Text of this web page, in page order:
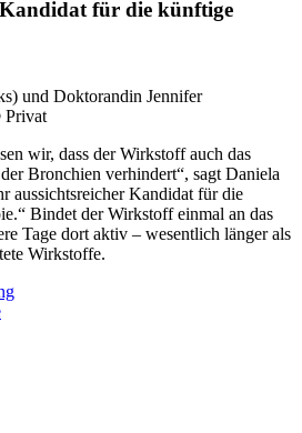
für die künftige
und Doktorandin Jennifer
wir, dass der Wirkstoff auch das
Bronchien verhindert“, sagt Daniela
aussichtsreicher Kandidat für die
Bindet der Wirkstoff einmal an das
Tage dort aktiv – wesentlich länger als
Wirkstoffe.